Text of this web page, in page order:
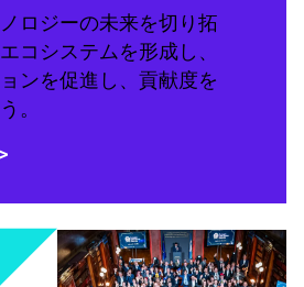
ロジーの未来を切り拓
コシステムを形成し、
ンを促進し、貢献度を
。